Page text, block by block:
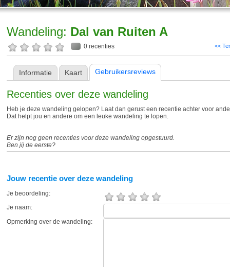
Wandeling: Dal van Ruiten A
0 recenties <<
Informatie Kaart Gebruikersreviews
Recenties over deze wandeling
Heb je deze wandeling gelopen? Laat dan gerust een recentie achter voor
Dat helpt jou en andere om een leuke wandeling te lopen.
Er zijn nog geen recenties voor deze wandeling opgestuurd.
Ben jij de eerste?
Jouw recentie over deze wandeling
Je beoordeling:
Je naam:
Opmerking over de wandeling: